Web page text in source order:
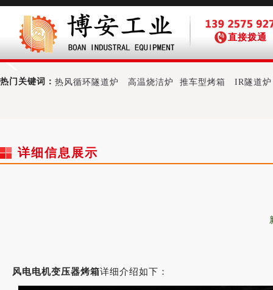
直接拨通
热门关键词： 热风循环隧道炉 高温烧洁炉 推车型烤箱 IR隧道炉
详细信息展示
风电电机变压器烤箱详细介绍如下：